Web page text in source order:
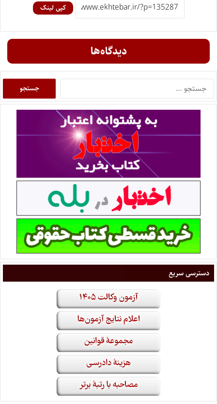
کپی لینک
دیدگاه‌ها
دسترسی سریع